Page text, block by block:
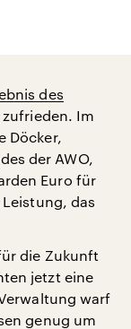
des
zufrieden. Im
Döcker,
der AWO,
Euro für
das
die Zukunft
jetzt eine
warf
genug um